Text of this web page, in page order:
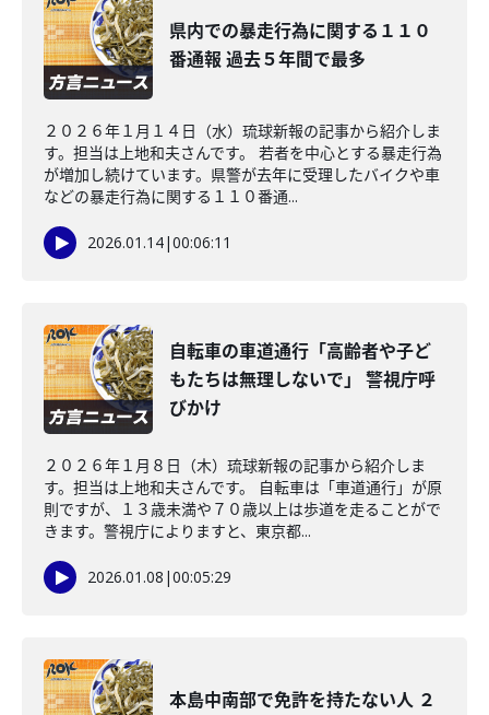
県内での暴走行為に関する１１０
番通報 過去５年間で最多
２０２６年１月１４日（水）琉球新報の記事から紹介しま
す。担当は上地和夫さんです。 若者を中心とする暴走行為
が増加し続けています。県警が去年に受理したバイクや車
などの暴走行為に関する１１０番通...
2026.01.14|00:06:11
自転車の車道通行「高齢者や子ど
もたちは無理しないで」 警視庁呼
びかけ
２０２６年１月８日（木）琉球新報の記事から紹介しま
す。担当は上地和夫さんです。 自転車は「車道通行」が原
則ですが、１３歳未満や７０歳以上は歩道を走ることがで
きます。警視庁によりますと、東京都...
2026.01.08 |00:05:29
本島中南部で免許を持たない人 ２